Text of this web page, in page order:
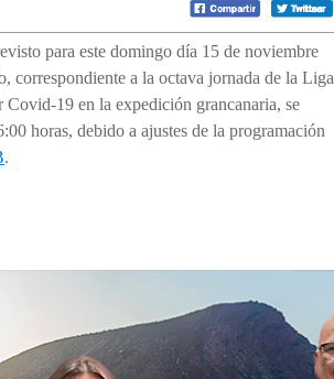
para este domingo día 15 de noviembre
correspondiente a la octava jornada de la Liga
19 en la expedición grancanaria, se
horas, debido a ajustes de la programación
.